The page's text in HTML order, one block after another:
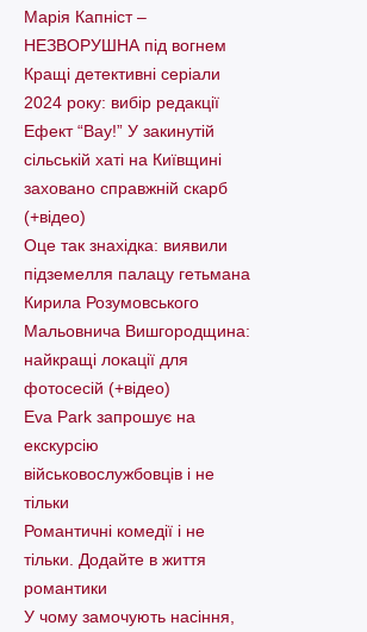
Марія Капніст –
НЕЗВОРУШНА під вогнем
Кращі детективні серіали
2024 року: вибір редакції
Ефект “Вау!” У закинутій
сільській хаті на Київщині
заховано справжній скарб
(+відео)
Оце так знахідка: виявили
підземелля палацу гетьмана
Кирила Розумовського
Мальовнича Вишгородщина:
найкращі локації для
фотосесій (+відео)
Eva Park запрошує на
екскурсію
військовослужбовців і не
тільки
Романтичні комедії і не
тільки. Додайте в життя
романтики
У чому замочують насіння,